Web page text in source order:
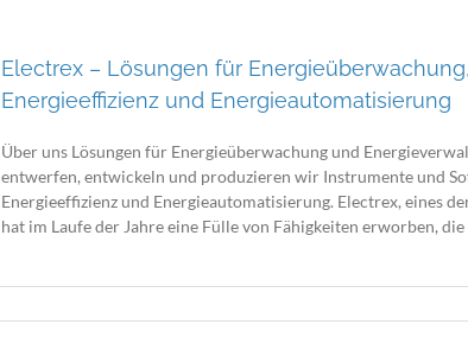
Electrex – Lösungen für
Energieeffizienz und Energieautomatisierung
Über uns Lösungen für Energieüberwachung und
entwerfen, entwickeln und produzieren wir Instrumente und
Energieeffizienz und Energieautomatisierung. Electrex, eines
hat im Laufe der Jahre eine Fülle von Fähigkeiten erworben,